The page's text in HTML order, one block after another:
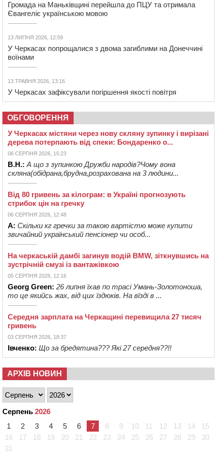
Громада на Маньківщині перейшла до ПЦУ та отримала
Євангеліє українською мовою
13 ЛИПНЯ 2026, 12:59
У Черкасах попрощалися з двома загиблими на Донеччині
воїнами
13 ТРАВНЯ 2026, 13:16
У Черкасах зафіксували погіршення якості повітря
ОБГОВОРЕННЯ
У Черкасах містяни через нову скляну зупинку і вирізані
дерева потерпають від спеки: Бондаренко о...
06 СЕРПНЯ 2026, 15:23
В.Н.: А що з зупинкою Дружби народів?Чому вона
скляна(обідрана,брудна,розрахована на 3 людини...
Від 80 гривень за кілограм: в Україні прогнозують
стрибок цін на гречку
06 СЕРПНЯ 2026, 12:48
А: Скільки кг гречки за такою вартістю може купити
звичайний український пенсіонер чи особ...
На черкаській дамбі загинув водій BMW, зіткнувшись на
зустрічній смузі із вантажівкою
05 СЕРПНЯ 2026, 12:16
Georg Green: 26 липня їхав по трасі Умань-Золотоноша,
то це якийсь жах, від цих їздюків. На вїзді в ...
Середня зарплата на Черкащині перевищила 27 тисяч
гривень
03 СЕРПНЯ 2026, 18:37
Івченко: Що за бредятина??? Які 27 середня??!!
АРХІВ НОВИН
Серпень 2026
1
2 3 4 5 6 7 8 9 10 11 12 13 14
15
16
17 18 19 20 21 22 23 24 25 26 27 28 29
30
31